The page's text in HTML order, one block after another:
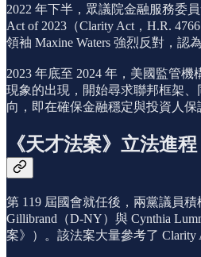
2022 年下半，眾議院金融服務委
Act of 2023（Clarity Act，H.R.
領袖 Maxine Waters 強烈反對，
2023 年底至 2024 年，美國監管
現象的出現，開始尋求聯邦框架
向，即在確保金融穩定與投資人
《天才法案》立法進程
第 119 屆國會就任後，兩黨議員
Gillibrand（D-NY）與 Cynthia
案》）。該法案大量參考了